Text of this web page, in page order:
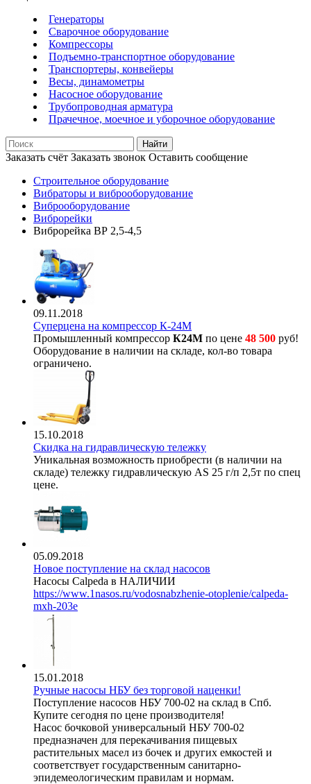
Генераторы
Сварочное оборудование
Компрессоры
Подъемно-транспортное оборудование
Транспортеры, конвейеры
Весы, динамометры
Насосное оборудование
Трубопроводная арматура
Прачечное, моечное и уборочное оборудование
Найти
Заказать счёт Заказать звонок Оставить сообщение
Строительное оборудование
Вибраторы и виброоборудование
Виброоборудование
Виброрейки
Виброрейка ВР 2,5-4,5
09.11.2018
Суперцена на компрессор К-24М
Промышленный компрессор К24М по цене 48 500 руб!
Оборудование в наличии на складе, кол-во товара
ограничено.
15.10.2018
Скидка на гидравлическую тележку
Уникальная возможность приобрести (в наличии на
складе) тележку гидравлическую AS 25 г/п 2,5т по спец
цене.
05.09.2018
Новое поступление на склад насосов
Насосы Calpeda в НАЛИЧИИ
https://www.1nasos.ru/vodosnabzhenie-otoplenie/calpeda-
mxh-203e
15.01.2018
Ручные насосы НБУ без торговой наценки!
Поступление насосов НБУ 700-02 на склад в Спб.
Купите сегодня по цене производителя!
Насос бочковой универсальный НБУ 700-02
предназначен для перекачивания пищевых
растительных масел из бочек и других емкостей и
соответствует государственным санитарно-
эпидемеологическим правилам и нормам.